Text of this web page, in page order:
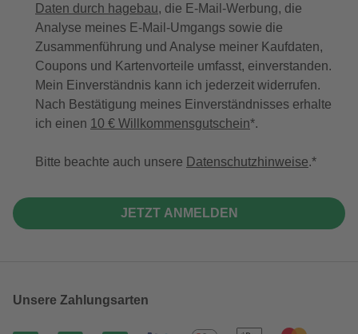
Daten durch hagebau, die E-Mail-Werbung, die
Analyse meines E-Mail-Umgangs sowie die
Zusammenführung und Analyse meiner Kaufdaten,
Coupons und Kartenvorteile umfasst, einverstanden.
Mein Einverständnis kann ich jederzeit widerrufen.
Nach Bestätigung meines Einverständnisses erhalte
ich einen 10 € Willkommensgutschein*.
Bitte beachte auch unsere Datenschutzhinweise.
JETZT ANMELDEN
Unsere Zahlungsarten